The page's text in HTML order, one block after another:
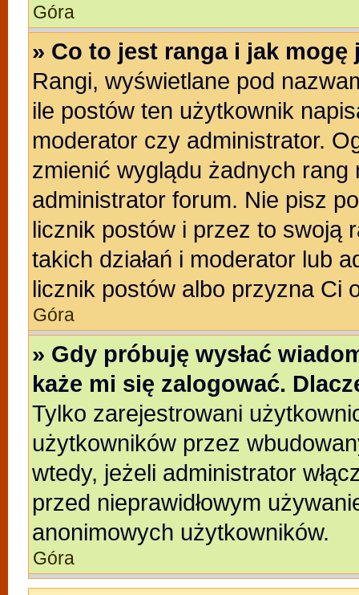
Góra
» Co to jest ranga i jak mogę
Rangi, wyświetlane pod
ile postów ten użytkownik
moderator czy administrator.
zmienić wyglądu żadnych
administrator forum. Nie pisz
licznik postów i przez to swoją
takich działań i moderator lub
licznik postów albo przyzna Ci
Góra
» Gdy próbuję wysłać
każe mi się zalogować.
Tylko zarejestrowani
użytkowników przez
wtedy, jeżeli administrator
przed nieprawidłowym
anonimowych użytkowników.
Góra